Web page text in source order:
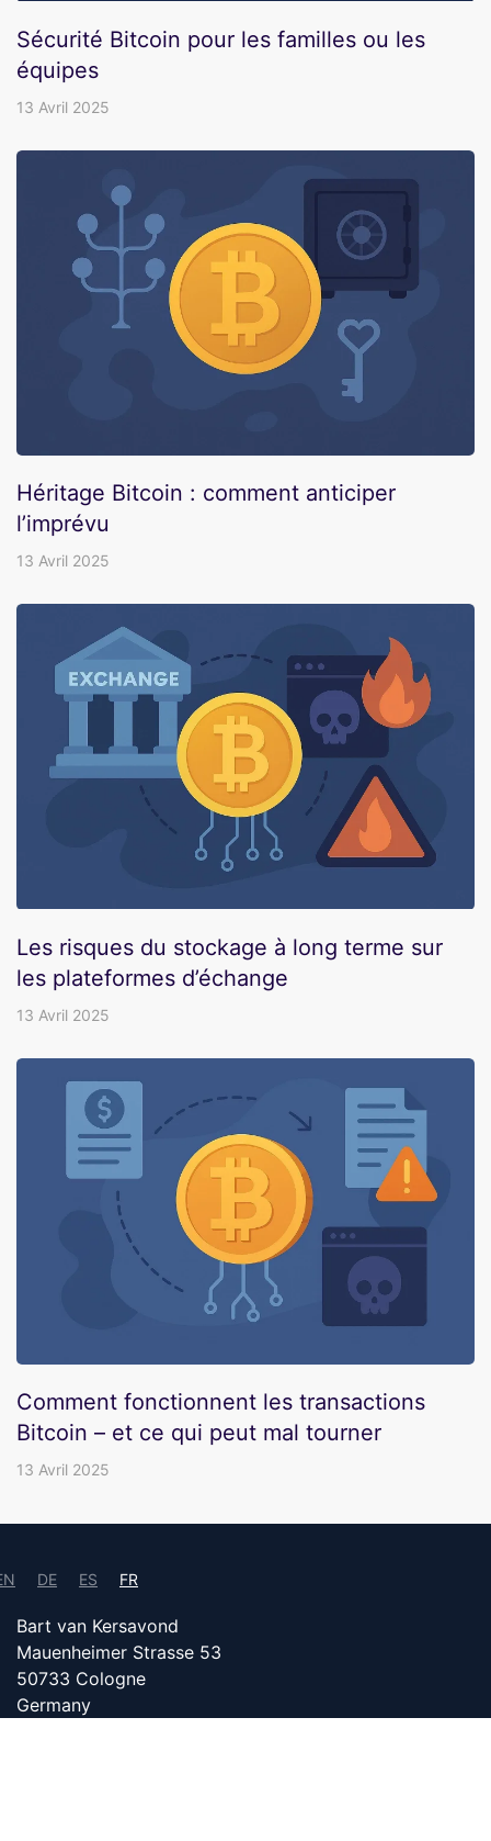
Sécurité Bitcoin pour les familles ou les
équipes
13 Avril 2025
Héritage Bitcoin : comment anticiper
l’imprévu
13 Avril 2025
Les risques du stockage à long terme sur
les plateformes d’échange
13 Avril 2025
Comment fonctionnent les transactions
Bitcoin – et ce qui peut mal tourner
13 Avril 2025
DE ES FR
Bart van Kersavond
Mauenheimer Strasse 53
50733 Cologne
Germany